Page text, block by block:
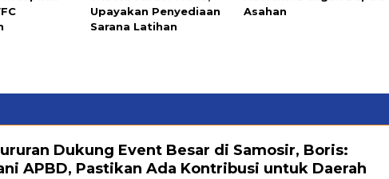
Upayakan Penyediaan
Sarana Latihan
Asahan
Dukung Event Besar di Samosir, Boris:
APBD, Pastikan Ada Kontribusi untuk Daerah